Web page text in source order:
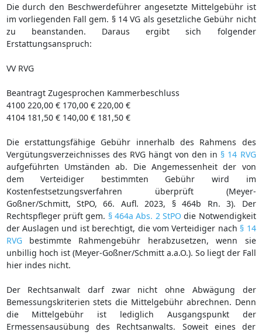
Die durch den Beschwerdeführer angesetzte Mittelgebühr ist
im vorliegenden Fall gem. § 14 VG als gesetzliche Gebühr nicht
zu beanstanden. Daraus ergibt sich folgender
Erstattungsanspruch:
VV RVG
Beantragt Zugesprochen Kammerbeschluss
4100 220,00 € 170,00 € 220,00 €
4104 181,50 € 140,00 € 181,50 €
Die erstattungsfähige Gebühr innerhalb des Rahmens des
Vergütungsverzeichnisses des RVG hängt von den in § 14 RVG
aufgeführten Umständen ab. Die Angemessenheit der von
dem Verteidiger bestimmten Gebühr wird im
Kostenfestsetzungsverfahren überprüft (Meyer-
Goßner/Schmitt, StPO, 66. Aufl. 2023, § 464b Rn. 3). Der
Rechtspfleger prüft gem. § 464a Abs. 2 StPO die Notwendigkeit
der Auslagen und ist berechtigt, die vom Verteidiger nach § 14
RVGbestimmte Rahmengebühr herabzusetzen, wenn sie
unbillig hoch ist (Meyer-Goßner/Schmitt a.a.O.). So liegt der Fall
hier indes nicht.
Der Rechtsanwalt darf zwar nicht ohne Abwägung der
Bemessungskriterien stets die Mittelgebühr abrechnen. Denn
die Mittelgebühr ist lediglich Ausgangspunkt der
Ermessensausübung des Rechtsanwalts. Soweit eines der